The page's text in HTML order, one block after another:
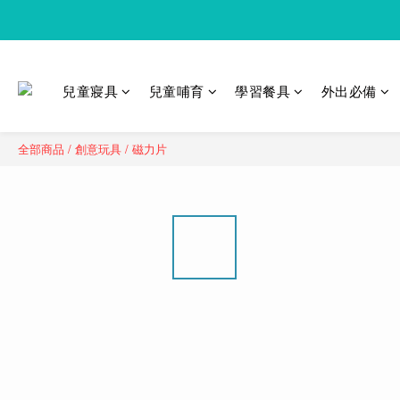
兒童寢具 兒童哺育 學習餐具 外出必備
全部商品 / 創意玩具 / 磁力片